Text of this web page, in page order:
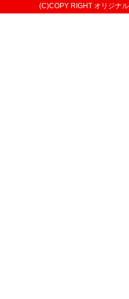
(C)COPY RIGHT オリジナ